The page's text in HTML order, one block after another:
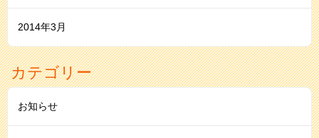
2014年3月
カテゴリー
お知らせ